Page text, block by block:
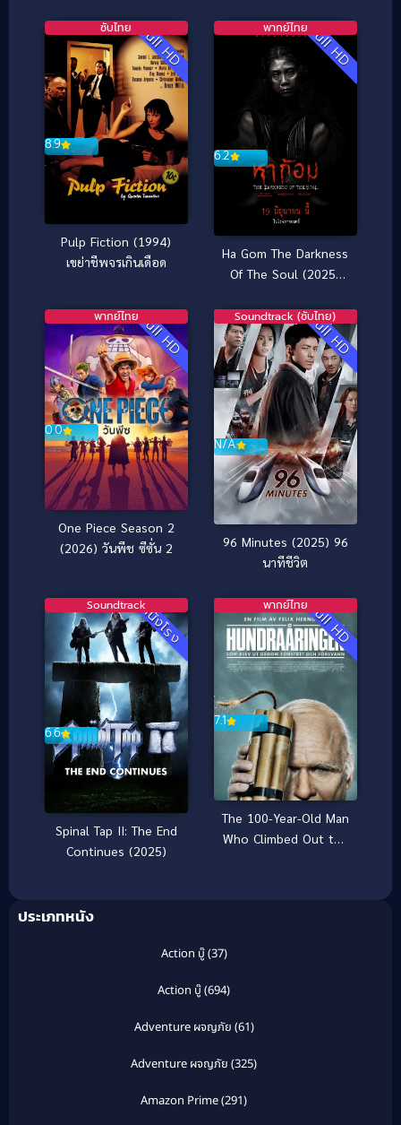
Full HD
8.9
ซับไทย
Pulp Fiction (1994)
เขย่าชีพจรเกินเดือด
Full HD
6.2
พากย์ไทย
Ha Gom The Darkness
Of The Soul (2025)
Full HD
0.0
พากย์ไทย
One Piece Season 2
(2026) วันพีช ซีซั่น 2
Full HD
N/A
Soundtrack (ซับไทย)
96 Minutes (2025) 96
นาทีชีวิต
หนังโรง
6.6
Soundtrack
Spinal Tap II: The End
Continues (2025)
Full HD
7.1
พากย์ไทย
The 100-Year-Old Man
Who Climbed Out the
ประเภทหนัง
Action บู๊(37)
Action บู๊(694)
Adventure ผจญภัย (61)
Adventure ผจญภัย (325)
Amazon Prime(291)